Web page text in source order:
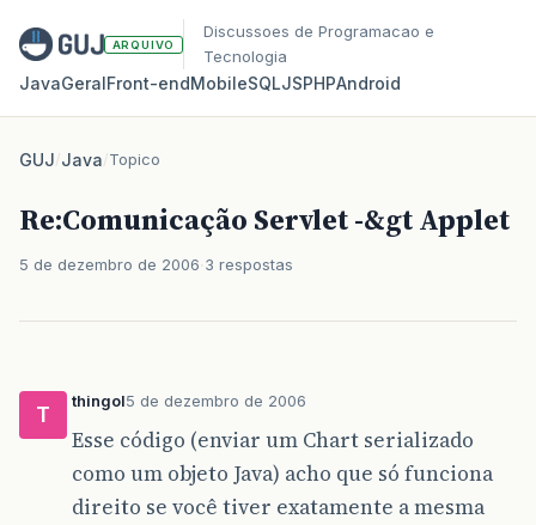
ARQUIVO
Discussoes de Programacao e
Tecnologia
JavaGeralFront‑endMobileSQLJSPHPAndroid
GUJ/Java/Topico
Re:Comunicação Servlet -&gt Applet
5 de dezembro de 2006 3 respostas
T
thingol5 de dezembro de 2006
Esse código (enviar um Chart serializado
como um objeto Java) acho que só funciona
direito se você tiver exatamente a mesma